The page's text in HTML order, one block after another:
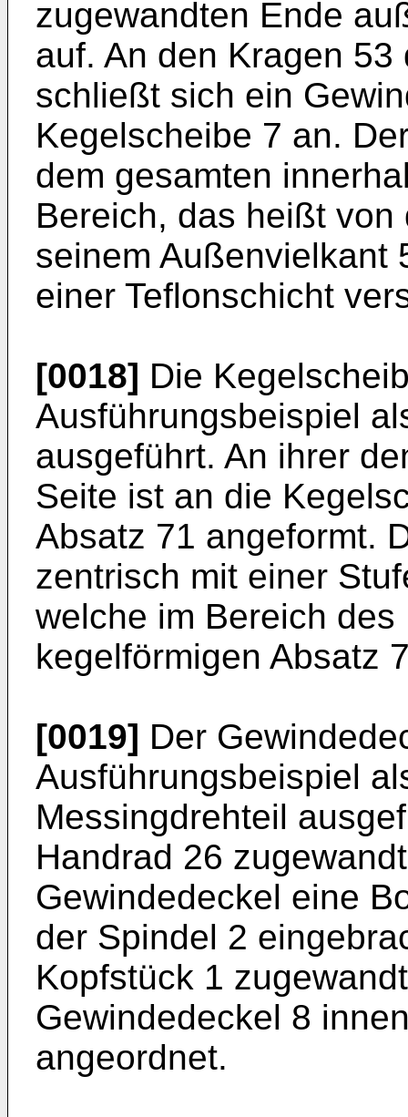
zugewandten Ende
auf. An den Kragen
schließt sich ein
Kegelscheibe 7 an.
dem gesamten
Bereich, das heißt
seinem Außenvielkant
einer Teflonschicht
[0018] Die
Ausführungsbeispiel
ausgeführt. An ihrer
Seite ist an die
Absatz 71 angeformt.
zentrisch mit einer
welche im Bereich
kegelförmigen Absatz
[0019] Der
Ausführungsbeispiel
Messingdrehteil
Handrad 26
Gewindedeckel eine
der Spindel 2
Kopfstück 1
Gewindedeckel 8
angeordnet.